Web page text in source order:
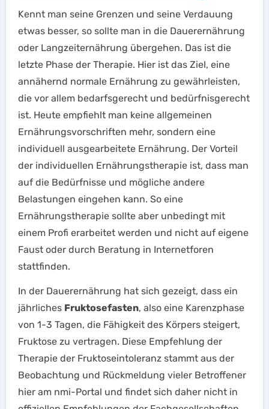
Kennt man seine Grenzen und seine Verdauung
etwas besser, so sollte man in die Dauerernährung
oder Langzeiternährung übergehen. Das ist die
letzte Phase der Therapie. Hier ist das Ziel, eine
annähernd normale Ernährung zu gewährleisten,
die vor allem bedarfsgerecht und bedürfnisgerecht
ist. Heute empfiehlt man keine allgemeinen
Ernährungsvorschriften mehr, sondern eine
individuell ausgearbeitete Ernährung. Der Vorteil
der individuellen Ernährungstherapie ist, dass man
auf die Bedürfnisse und mögliche andere
Belastungen eingehen kann. So eine
Ernährungstherapie sollte aber unbedingt mit
einem Profi erarbeitet werden und nicht auf eigene
Faust oder durch Beratung in Internetforen
stattfinden.
In der Dauerernährung hat sich gezeigt, dass ein
jährliches Fruktosefasten, also eine Karenzphase
von 1-3 Tagen, die Fähigkeit des Körpers steigert,
Fruktose zu vertragen. Diese Empfehlung der
Therapie der Fruktoseintoleranz stammt aus der
Beobachtung und Rückmeldung vieler Betroffener
hier am nmi-Portal und findet sich daher nicht in